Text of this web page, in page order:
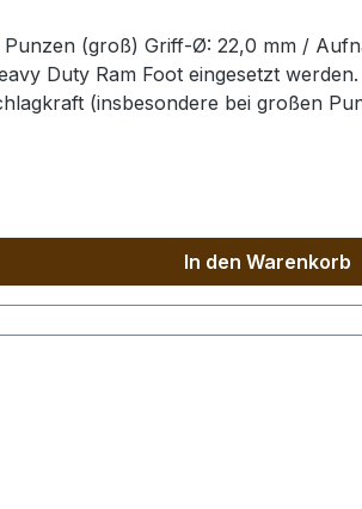
(groß) Griff-Ø: 22,0 mm /
Duty Ram Foot eingesetzt
(insbesondere bei großen
In den Warenkorb